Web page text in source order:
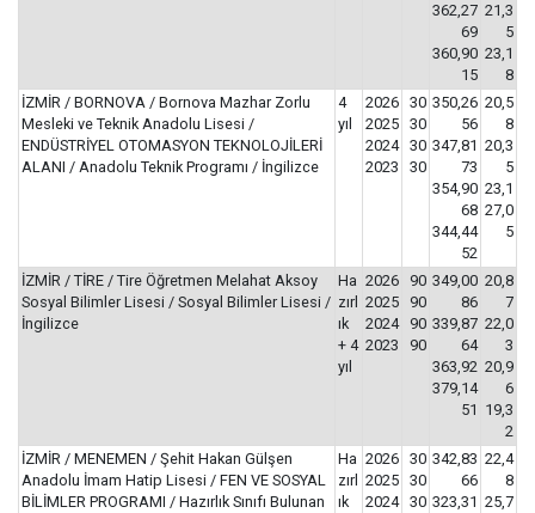
362,27
69
360,90
15
21,3
5
23,1
8
İZMİR / BORNOVA / Bornova Mazhar Zorlu
Mesleki ve Teknik Anadolu Lisesi /
ENDÜSTRİYEL OTOMASYON TEKNOLOJİLERİ
ALANI / Anadolu Teknik Programı / İngilizce
4
yıl
2026
2025
2024
2023
30
30
30
30
350,26
56
347,81
73
354,90
68
344,44
52
20,5
8
20,3
5
23,1
27,0
5
İZMİR / TİRE / Tire Öğretmen Melahat Aksoy
Sosyal Bilimler Lisesi / Sosyal Bilimler Lisesi /
İngilizce
Ha
zırl
ık
+ 4
yıl
2026
2025
2024
2023
90
90
90
90
349,00
86
339,87
64
363,92
379,14
51
20,8
7
22,0
3
20,9
6
19,3
2
İZMİR / MENEMEN / Şehit Hakan Gülşen
Anadolu İmam Hatip Lisesi / FEN VE SOSYAL
BİLİMLER PROGRAMI / Hazırlık Sınıfı Bulunan
Ha
zırl
ık
2026
2025
2024
30
30
30
342,83
66
323,31
22,4
8
25,7